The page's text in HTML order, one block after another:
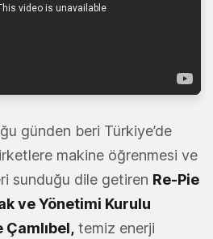
günden beri Türkiye’de
makine öğrenmesi ve
sunduğu dile getiren Re-Pie
ve Yönetimi Kurulu
Çamlıbel, temiz enerji